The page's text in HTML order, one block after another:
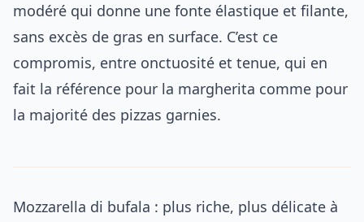
modéré qui donne une fonte élastique et filante,
sans excès de gras en surface. C’est ce
compromis, entre onctuosité et tenue, qui en
fait la référence pour la margherita comme pour
la majorité des pizzas garnies.
Mozzarella di bufala : plus riche, plus délicate à